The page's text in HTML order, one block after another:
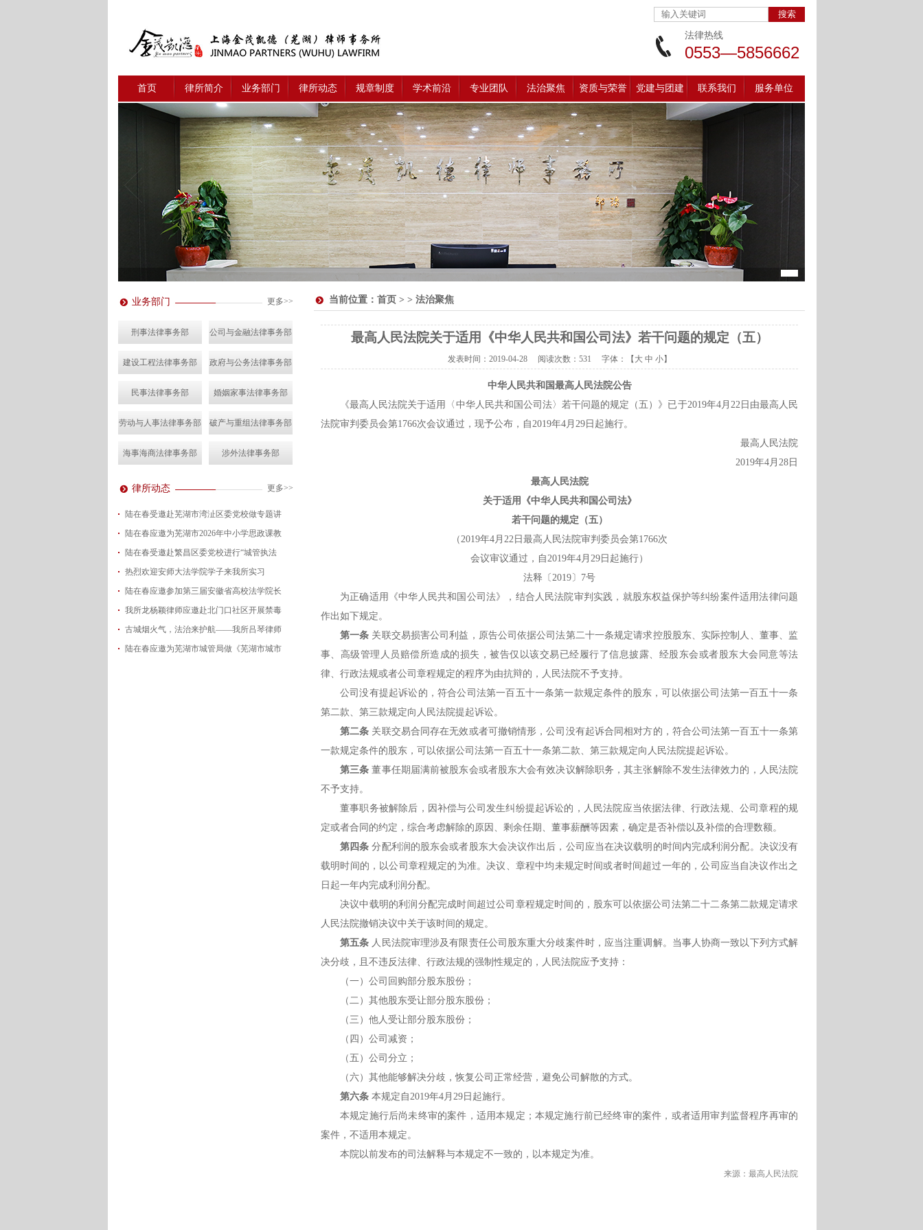
法律热线
0553—5856662
首页 律所简介 业务部门 律所动态 规章制度 学术前沿 专业团队 法治聚焦 资质与荣誉 党建与团建 联系我们 服务单位
业务部门 更多>>
刑事法律事务部 公司与金融法律事务部
建设工程法律事务部 政府与公务法律事务部
民事法律事务部 婚姻家事法律事务部
劳动与人事法律事务部 破产与重组法律事务部
海事海商法律事务部 涉外法律事务部
律所动态 更多>>
陆在春受邀赴芜湖市湾沚区委党校做专题讲
2026-08-04
陆在春应邀为芜湖市2026年中小学思政课教
2026-07-24
陆在春受邀赴繁昌区委党校进行“城管执法
2026-07-15
热烈欢迎安师大法学院学子来我所实习
2026-07-01
陆在春应邀参加第三届安徽省高校法学院长
2026-06-29
我所龙杨颖律师应邀赴北门口社区开展禁毒
2026-06-18
古城烟火气，法治来护航——我所吕琴律师
2026-05-21
陆在春应邀为芜湖市城管局做《芜湖市城市
当前位置： 首页 > > 法治聚焦
最高人民法院关于适用《中华人民共和国公司法》若干问题的规定（五）
发表时间： 2019-04-28阅读次数： 531 字体：【 大 中 小】
中华人民共和国最高人民法院公告
《最高人民法院关于适用〈中华人民共和国公司法〉若干问题的规定（五）》已于2019年4月22日由最高人民
法院审判委员会第1766次会议通过，现予公布，自2019年4月29日起施行。
最高人民法院
2019年4月28日
最高人民法院
关于适用《中华人民共和国公司法》
若干问题的规定（五）
（2019年4月22日最高人民法院审判委员会第1766次
会议审议通过，自2019年4月29日起施行）
法释〔 2019〕7号
为正确适用《中华人民共和国公司法》，结合人民法院审判实践，就股东权益保护等纠纷案件适用法律问题
作出如下规定。
第一条 关联交易损害公司利益，原告公司依据公司法第二十一条规定请求控股股东、实际控制人、董事、监
事、高级管理人员赔偿所造成的损失，被告仅以该交易已经履行了信息披露、经股东会或者股东大会同意等法
律、行政法规或者公司章程规定的程序为由抗辩的，人民法院不予支持。
公司没有提起诉讼的，符合公司法第一百五十一条第一款规定条件的股东，可以依据公司法第一百五十一条
第二款、第三款规定向人民法院提起诉讼。
第二条 关联交易合同存在无效或者可撤销情形，公司没有起诉合同相对方的，符合公司法第一百五十一条第
一款规定条件的股东，可以依据公司法第一百五十一条第二款、第三款规定向人民法院提起诉讼。
第三条 董事任期届满前被股东会或者股东大会有效决议解除职务，其主张解除不发生法律效力的，人民法院
不予支持。
董事职务被解除后，因补偿与公司发生纠纷提起诉讼的，人民法院应当依据法律、行政法规、公司章程的规
定或者合同的约定，综合考虑解除的原因、剩余任期、董事薪酬等因素，确定是否补偿以及补偿的合理数额。
第四条 分配利润的股东会或者股东大会决议作出后，公司应当在决议载明的时间内完成利润分配。决议没有
载明时间的，以公司章程规定的为准。决议、章程中均未规定时间或者时间超过一年的，公司应当自决议作出之
日起一年内完成利润分配。
决议中载明的利润分配完成时间超过公司章程规定时间的，股东可以依据公司法第二十二条第二款规定请求
人民法院撤销决议中关于该时间的规定。
第五条 人民法院审理涉及有限责任公司股东重大分歧案件时，应当注重调解。当事人协商一致以下列方式解
决分歧，且不违反法律、行政法规的强制性规定的，人民法院应予支持：
（一）公司回购部分股东股份；
（二）其他股东受让部分股东股份；
（三）他人受让部分股东股份；
（四）公司减资；
（五）公司分立；
（六）其他能够解决分歧，恢复公司正常经营，避免公司解散的方式。
第六条 本规定自2019年4月29日起施行。
本规定施行后尚未终审的案件，适用本规定；本规定施行前已经终审的案件，或者适用审判监督程序再审的
案件，不适用本规定。
本院以前发布的司法解释与本规定不一致的，以本规定为准。
来源：最高人民法院